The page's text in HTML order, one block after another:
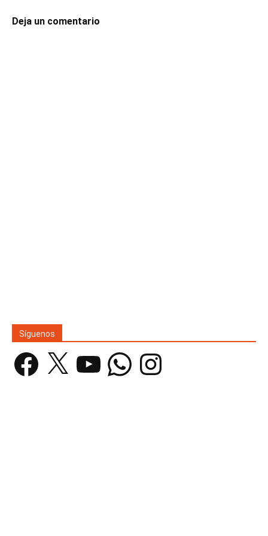
Deja un comentario
Síguenos
Facebook YouTube WhatsAppInstagram